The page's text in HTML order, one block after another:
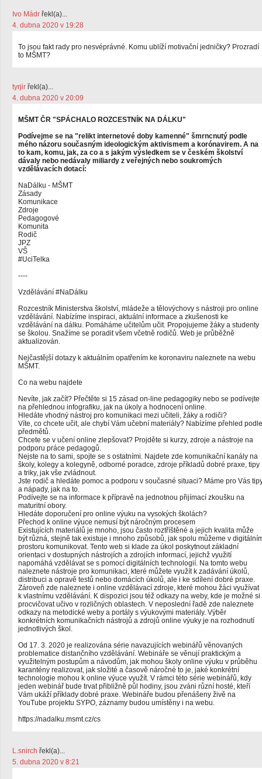
Ivo Mádr řekl(a)...
4. dubna 2020 v 19:28
To jsou fakt rady pro nesvéprávné. Komu ublíží motivační jedničky? Prozradí
to MŠMT?
tyrjir řekl(a)...
4. dubna 2020 v 20:09
MŠMT ČR "SPÁCHALO ROZCESTNÍK NA DÁLKU"
Podívejme se na "relikt internetové doby kamenné" šmrncnutý podle
mého názoru současným ideologickým aktivismem a korónavirem. A na
to kam, komu, jak, za co a s jakým výsledkem se v českém školství
dávaly nebo nedávaly miliardy z veřejných nebo soukromých
vzdělávacích dotací:
NaDálku - MŠMT
Zásady
Komunikace
Zdroje
Pedagogové
Komunita
Rodič
JPZ
VŠ
#UciTelka
----
Vzdělávání #NaDálku
Rozcestník Ministerstva školství, mládeže a tělovýchovy s nástroji pro online
vzdělávání. Nabízíme inspiraci, aktuální informace a zkušenosti ke
vzdělávání na dálku. Pomáháme učitelům učit. Propojujeme žáky a studenty
se školou. Snažíme se poradit všem včetně rodičů. Web je průběžně
aktualizován.
Nejčastější dotazy k aktuálním opatřením ke koronaviru naleznete na webu
MŠMT.
Co na webu najdete
Nevíte, jak začít? Přečtěte si 15 zásad on-line pedagogiky nebo se podívejte
na přehlednou infografiku, jak na úkoly a hodnocení online.
Hledáte vhodný nástroj pro komunikaci mezi učiteli, žáky a rodiči?
Víte, co chcete učit, ale chybí Vám učební materiály? Nabízíme přehled podle
předmětů.
Chcete se v učení online zlepšovat? Projděte si kurzy, zdroje a nástroje na
podporu práce pedagogů.
Nejste na to sami, spojte se s ostatními. Najdete zde komunikační kanály na
školy, kolegy a kolegyně, odborné poradce, zdroje příkladů dobré praxe, tipy
a triky, jak vše zvládnout.
Jste rodič a hledáte pomoc a podporu v současné situaci? Máme pro Vás
a nápady, jak na to.
Podívejte se na informace k přípravě na jednotnou přijímací zkoušku na
maturitní obory.
Hledáte doporučení pro online výuku na vysokých školách?
Přechod k online výuce nemusí být náročným procesem
Existujících materiálů je mnoho, jsou často roztříštěné a jejich kvalita může
být různá, stejně tak existuje i mnoho způsobů, jak spolu můžeme v
prostoru komunikovat. Tento web si klade za úkol poskytnout základní
orientaci v dostupných nástrojích a zdrojích informací, jejichž využití
napomáhá vzdělávat se s pomocí digitálních technologií. Na tomto webu
naleznete nástroje pro komunikaci, které můžete využít k zadávání úkolů,
distribuci a opravě testů nebo domácích úkolů, ale i ke sdílení dobré praxe.
Zároveň zde naleznete i online vzdělávací zdroje, které mohou žáci využívat
k vlastnímu vzdělávání. K dispozici jsou též odkazy na weby, kde je možné si
procvičovat učivo v rozličných oblastech. V neposlední řadě zde naleznete
odkazy na metodické weby a portály s výukovými materiály. Výběr
konkrétních komunikačních nástrojů a zdrojů online výuky je na rozhodnutí
jednotlivých škol.
Od 17. 3. 2020 je realizována série navazujících webinářů věnovaných
problematice distančního vzdělávání. Webináře se věnují praktickým a
využitelným postupům a návodům, jak mohou školy online výuku v průběhu
karantény realizovat, jak složité a časově náročné to je, jaké konkrétní
technologie mohou k online výuce využít. V rámci této série webinářů, kdy
jeden webinář bude trvat přibližně půl hodiny, jsou zváni různí hosté, kteří
Vám ukáží příklady dobré praxe. Webináře budou přenášeny živě na
YouTube projektu SYPO, záznamy budou umístěny i na webu.
https://nadalku.msmt.cz/cs
L.snirch řekl(a)...
5. dubna 2020 v 8:21